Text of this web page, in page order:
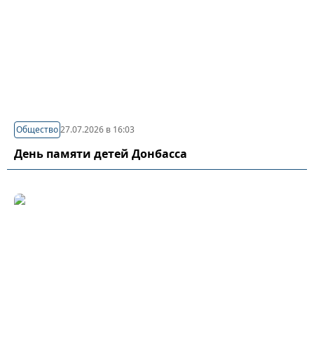
Общество27.07.2026 в 16:03
День памяти детей Донбасса